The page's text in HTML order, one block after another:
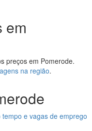
em
preços em Pomerode.
na região.
e vagas de emprego